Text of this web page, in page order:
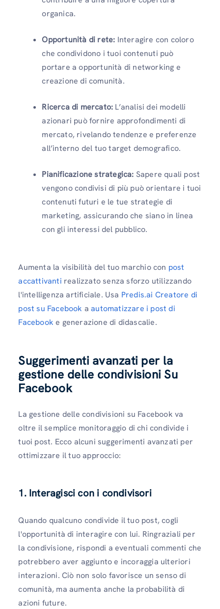
organica.
Opportunità di rete: Interagire con coloro
che condividono i tuoi contenuti può
portare a opportunità di networking e
creazione di comunità.
Ricerca di mercato: L’analisi dei modelli
azionari può fornire approfondimenti di
mercato, rivelando tendenze e preferenze
all’interno del tuo target demografico.
Pianificazione strategica: Sapere quali post
vengono condivisi di più può orientare i tuoi
contenuti futuri e le tue strategie di
marketing, assicurando che siano in linea
con gli interessi del pubblico.
Aumenta la visibilità del tuo marchio con post
accattivanti realizzato senza sforzo utilizzando
l'intelligenza artificiale. Usa Predis.ai Creatore di
post su Facebook aautomatizzare i post di
Facebook e generazione di didascalie.
Suggerimenti avanzati per la
gestione delle condivisioni Su
Facebook
La gestione delle condivisioni su Facebook va
oltre il semplice monitoraggio di chi condivide i
tuoi post. Ecco alcuni suggerimenti avanzati per
ottimizzare il tuo approccio:
1. Interagisci con i condivisori
Quando qualcuno condivide il tuo post, cogli
l'opportunità di interagire con lui. Ringraziali per
la condivisione, rispondi a eventuali commenti che
potrebbero aver aggiunto e incoraggia ulteriori
interazioni. Ciò non solo favorisce un senso di
comunità, ma aumenta anche la probabilità di
azioni future.